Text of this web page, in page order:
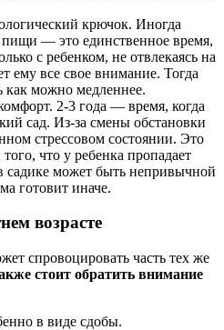
крючок. Иногда
пищи — это единственное время,
с ребенком, не отвлекаясь на
ему все свое внимание. Тогда
как можно медленнее.
2-3 года — время, когда
сад. Из-за смены обстановки
стрессовом состоянии. Это
что у ребенка пропадает
садике может быть непривычной
готовит иначе.
возрасте
спровоцировать часть тех же
стоит обратить внимание
в виде сдобы.